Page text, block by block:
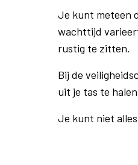
Je kunt meteen
wachttijd
rustig te zitten.
Bij de
uit je tas te
Je kunt niet